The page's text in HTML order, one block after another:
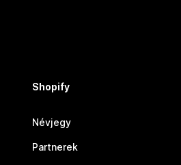
Shopify
Névjegy
Partnerek